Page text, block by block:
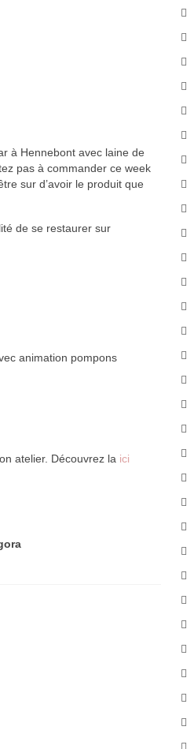
à Hennebont avec laine de
pas à commander ce week
sur d’avoir le produit que
de se restaurer sur
animation pompons
atelier. Découvrez la ici